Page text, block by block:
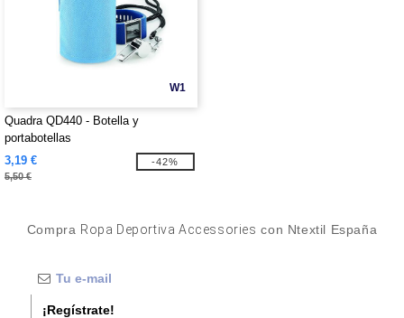
W1
Quadra QD440 - Botella y
portabotellas
3,19 €
5,50 €
-42%
Compra Ropa Deportiva Accessories con Ntextil España
¡Regístrate!